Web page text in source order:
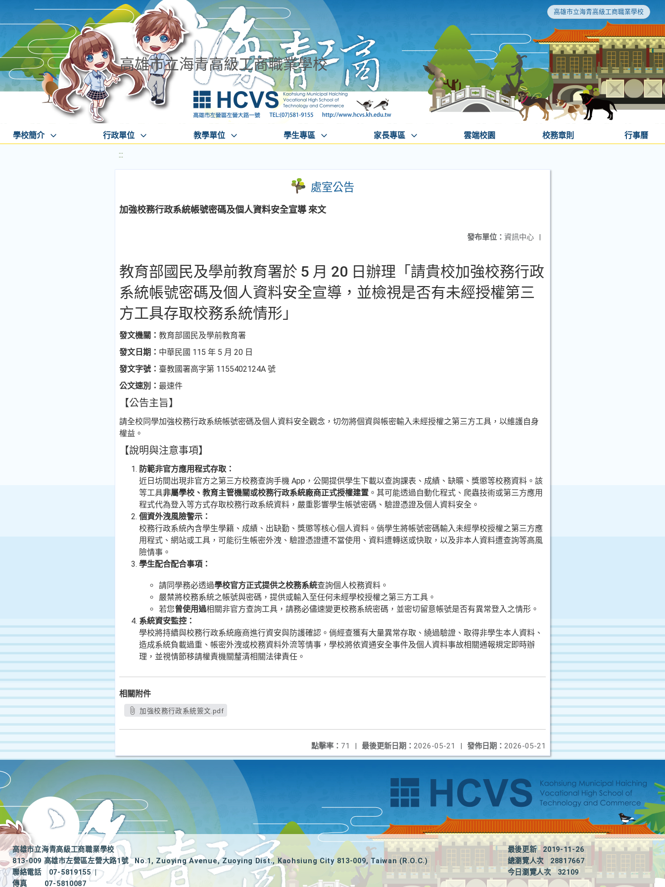
高雄市立海青高級工商職業學校
高雄市立海青高級工商職業學校
學校簡介 行政單位 教學單位 學生專區 家長專區 雲端校園 校務章則 行事曆
:::
處室公告
加強校務行政系統帳號密碼及個人資料安全宣導 來文
發布單位： 資訊中心 |
教育部國民及學前教育署於 5 月 20 日辦理「請貴校加強校務行政
系統帳號密碼及個人資料安全宣導，並檢視是否有未經授權第三
方工具存取校務系統情形」
發文機關： 教育部國民及學前教育署
發文日期： 中華民國 115 年 5 月 20 日
發文字號： 臺教國署高字第 1155402124A 號
公文速別： 最速件
【公告主旨】
請全校同學加強校務行政系統帳號密碼及個人資料安全觀念，切勿將個資與帳密輸入未經授權之第三方工具，以維護自身
權益。
【說明與注意事項】
防範非官方應用程式存取：
近日坊間出現非官方之第三方校務查詢手機 App，公開提供學生下載以查詢課表、成績、缺曠、獎懲等校務資料。該
等工具非屬學校、教育主管機關或校務行政系統廠商正式授權建置 。其可能透過自動化程式、爬蟲技術或第三方應用
程式代為登入等方式存取校務行政系統資料，嚴重影響學生帳號密碼、驗證憑證及個人資料安全。
個資外洩風險警示：
校務行政系統內含學生學籍、成績、出缺勤、獎懲等核心個人資料。倘學生將帳號密碼輸入未經學校授權之第三方應
用程式、網站或工具，可能衍生帳密外洩、驗證憑證遭不當使用、資料遭轉送或快取，以及非本人資料遭查詢等高風
險情事。
學生配合配合事項：
請同學務必透過學校官方正式提供之校務系統查詢個人校務資料。
嚴禁將校務系統之帳號與密碼，提供或輸入至任何未經學校授權之第三方工具。
若您曾使用過相關非官方查詢工具， 請務必儘速變更校務系統密碼 ，並密切留意帳號是否有異常登入之情形。
系統資安監控：
學校將持續與校務行政系統廠商進行資安與防護確認。倘經查獲有大量異常存取、繞過驗證、取得非學生本人資料、
造成系統負載過重、帳密外洩或校務資料外流等情事，學校將依資通安全事件及個人資料事故相關通報規定即時辦
理，並視情節移請權責機關釐清相關法律責任。
相關附件
加強校務行政系統簽文.pdf
發佈日期： 2026-05-21
最後更新日期： 2026-05-21 |
點擊率： 71 |
高雄市立海青高級工商職業學校
813-009 高雄市左營區左營大路1號
No.1, Zuoying Avenue, Zuoying Dist., Kaohsiung City 813-009, Taiwan (R.O.C.)
聯絡電話
07-5819155
|
傳真
07-5810087
最後更新
2019-11-26
總瀏覽人次
28817667
今日瀏覽人次
32109